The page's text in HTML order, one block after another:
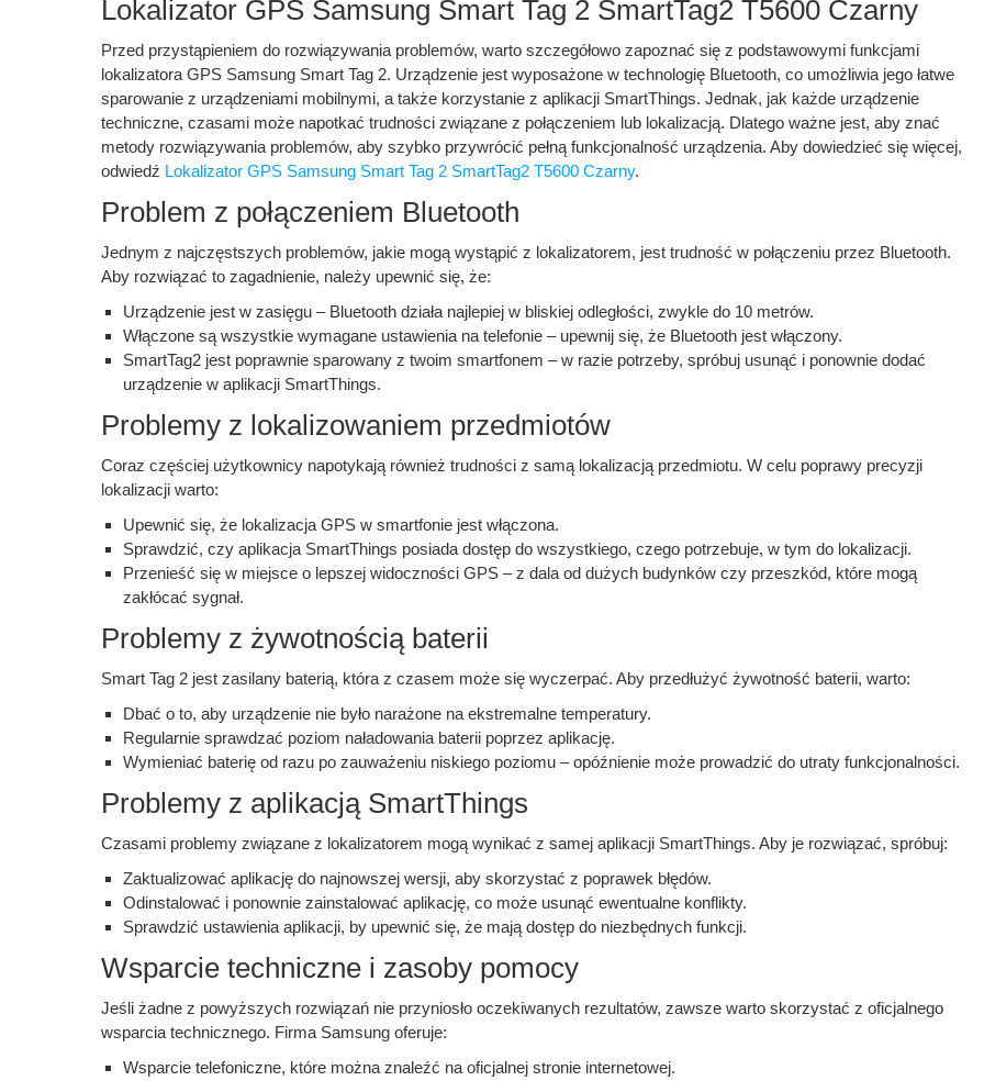
Lokalizator GPS Samsung Smart Tag 2 SmartTag2 T5600 Czarny
Przed przystąpieniem do rozwiązywania problemów, warto szczegółowo zapoznać się z podstawowymi funkcjami
lokalizatora GPS Samsung Smart Tag 2. Urządzenie jest wyposażone w technologię Bluetooth, co umożliwia jego łatwe
sparowanie z urządzeniami mobilnymi, a także korzystanie z aplikacji SmartThings. Jednak, jak każde urządzenie
techniczne, czasami może napotkać trudności związane z połączeniem lub lokalizacją. Dlatego ważne jest, aby znać
metody rozwiązywania problemów, aby szybko przywrócić pełną funkcjonalność urządzenia. Aby dowiedzieć się więcej,
odwiedź Lokalizator GPS Samsung Smart Tag 2 SmartTag2 T5600 Czarny.
Problem z połączeniem Bluetooth
Jednym z najczęstszych problemów, jakie mogą wystąpić z lokalizatorem, jest trudność w połączeniu przez Bluetooth.
Aby rozwiązać to zagadnienie, należy upewnić się, że:
Urządzenie jest w zasięgu – Bluetooth działa najlepiej w bliskiej odległości, zwykle do 10 metrów.
Włączone są wszystkie wymagane ustawienia na telefonie – upewnij się, że Bluetooth jest włączony.
SmartTag2 jest poprawnie sparowany z twoim smartfonem – w razie potrzeby, spróbuj usunąć i ponownie dodać
urządzenie w aplikacji SmartThings.
Problemy z lokalizowaniem przedmiotów
Coraz częściej użytkownicy napotykają również trudności z samą lokalizacją przedmiotu. W celu poprawy precyzji
lokalizacji warto:
Upewnić się, że lokalizacja GPS w smartfonie jest włączona.
Sprawdzić, czy aplikacja SmartThings posiada dostęp do wszystkiego, czego potrzebuje, w tym do lokalizacji.
Przenieść się w miejsce o lepszej widoczności GPS – z dala od dużych budynków czy przeszkód, które mogą
zakłócać sygnał.
Problemy z żywotnością baterii
Smart Tag 2 jest zasilany baterią, która z czasem może się wyczerpać. Aby przedłużyć żywotność baterii, warto:
Dbać o to, aby urządzenie nie było narażone na ekstremalne temperatury.
Regularnie sprawdzać poziom naładowania baterii poprzez aplikację.
Wymieniać baterię od razu po zauważeniu niskiego poziomu – opóźnienie może prowadzić do utraty funkcjonalności.
Problemy z aplikacją SmartThings
Czasami problemy związane z lokalizatorem mogą wynikać z samej aplikacji SmartThings. Aby je rozwiązać, spróbuj:
Zaktualizować aplikację do najnowszej wersji, aby skorzystać z poprawek błędów.
Odinstalować i ponownie zainstalować aplikację, co może usunąć ewentualne konflikty.
Sprawdzić ustawienia aplikacji, by upewnić się, że mają dostęp do niezbędnych funkcji.
Wsparcie techniczne i zasoby pomocy
Jeśli żadne z powyższych rozwiązań nie przyniosło oczekiwanych rezultatów, zawsze warto skorzystać z oficjalnego
wsparcia technicznego. Firma Samsung oferuje:
Wsparcie telefoniczne, które można znaleźć na oficjalnej stronie internetowej.